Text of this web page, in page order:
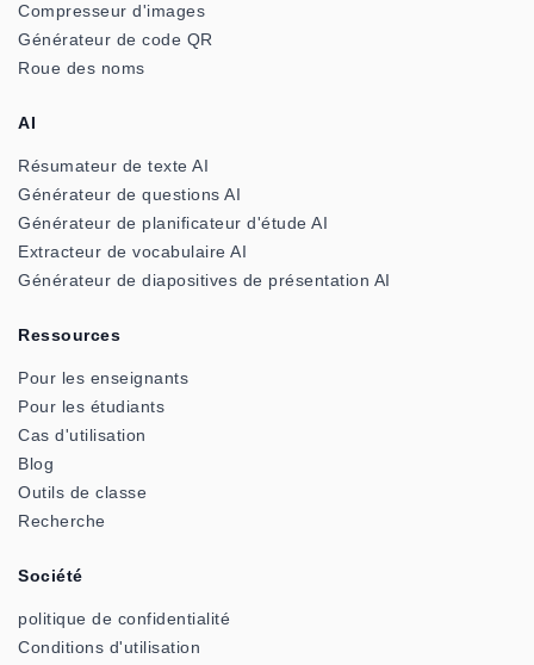
Compresseur d'images
Générateur de code QR
Roue des noms
AI
Résumateur de texte AI
Générateur de questions AI
Générateur de planificateur d'étude AI
Extracteur de vocabulaire AI
Générateur de diapositives de présentation AI
Ressources
Pour les enseignants
Pour les étudiants
Cas d'utilisation
Blog
Outils de classe
Recherche
Société
politique de confidentialité
Conditions d'utilisation